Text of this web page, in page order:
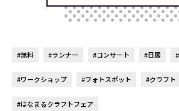
#無料 #ランナー #コンサート #日展
#ワークショップ #フォトスポット #クラフト
#はなまるクラフトフェア